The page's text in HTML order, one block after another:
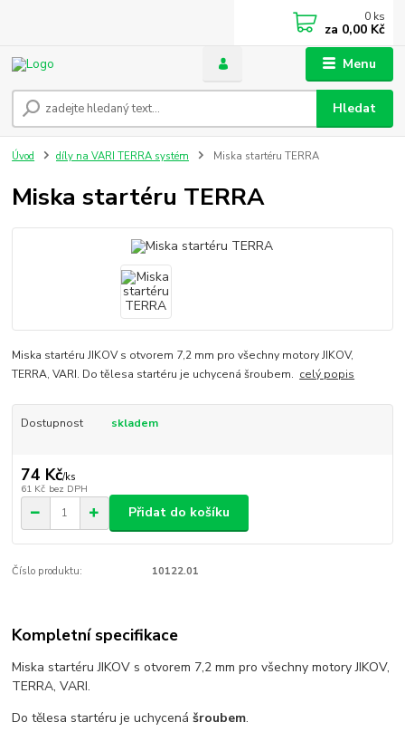
Menu
Hledat
0 ks
za 0,00 Kč
Úvod díly na VARI TERRA systém Miska startéru TERRA
Miska startéru TERRA
Miska startéru JIKOV s otvorem 7,2 mm pro všechny motory JIKOV,
TERRA, VARI. Do tělesa startéru je uchycená šroubem. celý popis
Dostupnost skladem
74 Kč/ks
61 Kč bez DPH
Přidat do košíku
Číslo produktu: 10122.01
Kompletní specifikace
Miska startéru JIKOV s otvorem 7,2 mm pro všechny motory JIKOV,
TERRA, VARI.
Do tělesa startéru je uchycenášroubem.